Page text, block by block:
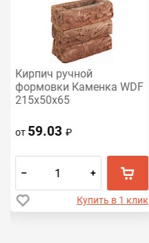
Кирпич ручной
формовки Каменка WDF
215x50x65
от 59.03₽
– +
Купить в 1 клик